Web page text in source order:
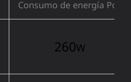
Consumo de energía PoE
260W